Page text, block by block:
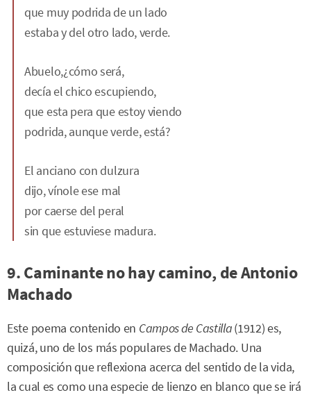
que muy podrida de un lado
estaba y del otro lado, verde.
Abuelo,¿cómo será,
decía el chico escupiendo,
que esta pera que estoy viendo
podrida, aunque verde, está?
El anciano con dulzura
dijo, vínole ese mal
por caerse del peral
sin que estuviese madura.
9. Caminante no hay camino, de Antonio
Machado
Este poema contenido en Campos de Castilla(1912) es,
quizá, uno de los más populares de Machado. Una
composición que reflexiona acerca del sentido de la vida,
la cual es como una especie de lienzo en blanco que se irá